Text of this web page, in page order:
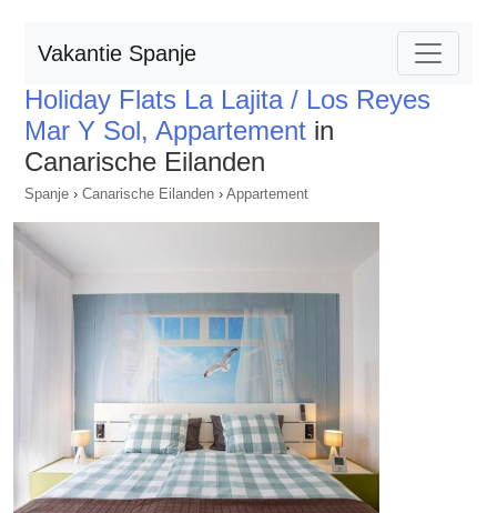
Vakantie Spanje
Holiday Flats La Lajita / Los Reyes
Mar Y Sol, Appartement in
Canarische Eilanden
Spanje › Canarische Eilanden › Appartement